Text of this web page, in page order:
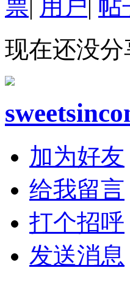
票| 用户| 帖
现在还没分
加为好友
给我留言
打个招呼
发送消息